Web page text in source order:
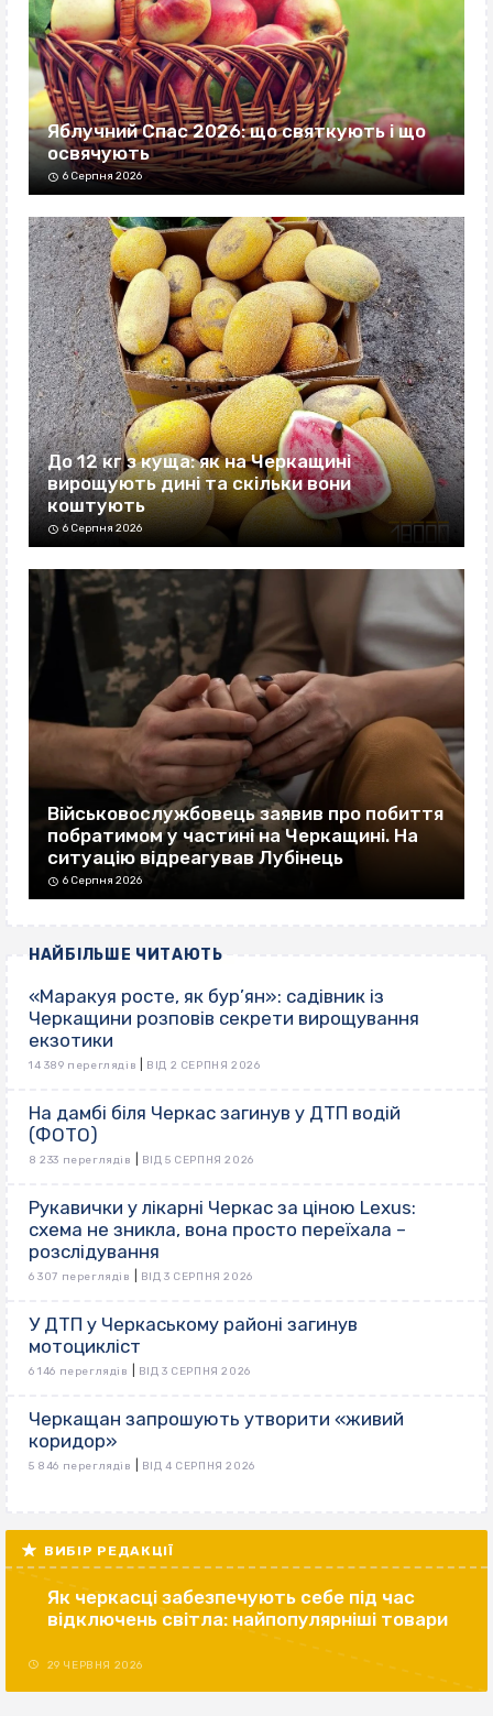
Яблучний Спас 2026: що святкують і що
освячують
6 Серпня 2026
До 12 кг з куща: як на Черкащині
вирощують дині та скільки вони
коштують
6 Серпня 2026
Військовослужбовець заявив про побиття
побратимом у частині на Черкащині. На
ситуацію відреагував Лубінець
6 Серпня 2026
НАЙБІЛЬШЕ ЧИТАЮТЬ
«Маракуя росте, як бур’ян»: садівник із
Черкащини розповів секрети вирощування
екзотики
14 389 переглядів ВІД 2 СЕРПНЯ 2026
На дамбі біля Черкас загинув у ДТП водій
(ФОТО)
8 233 переглядів ВІД 5 СЕРПНЯ 2026
Рукавички у лікарні Черкас за ціною Lexus:
схема не зникла, вона просто переїхала –
розслідування
6 307 переглядів ВІД 3 СЕРПНЯ 2026
У ДТП у Черкаському районі загинув
мотоцикліст
6 146 переглядів ВІД 3 СЕРПНЯ 2026
Черкащан запрошують утворити «живий
коридор»
5 846 переглядів ВІД 4 СЕРПНЯ 2026
ВИБІР РЕДАКЦІЇ
Як черкасці забезпечують себе під час
відключень світла: найпопулярніші товари
29 ЧЕРВНЯ 2026